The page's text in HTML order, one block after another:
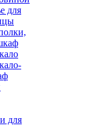
для
для